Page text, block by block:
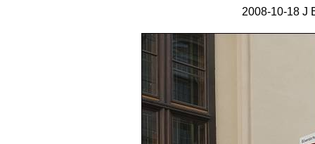
2008-10-18 J